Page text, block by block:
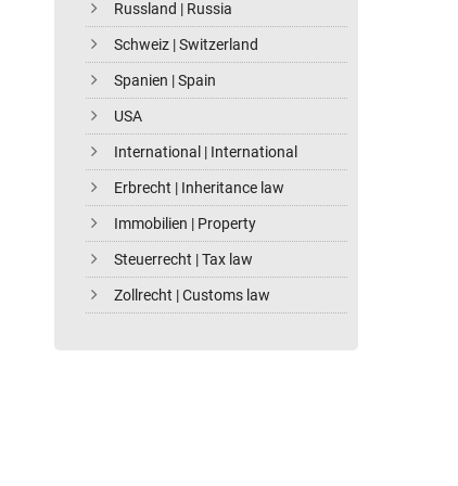
Russland | Russia
Schweiz | Switzerland
Spanien | Spain
USA
International | International
Erbrecht | Inheritance law
Immobilien | Property
Steuerrecht | Tax law
Zollrecht | Customs law